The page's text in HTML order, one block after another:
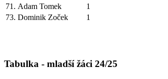
71. Adam Tomek
1
73. Dominik Zoček 1
Tabulka - mladší žáci 24/25